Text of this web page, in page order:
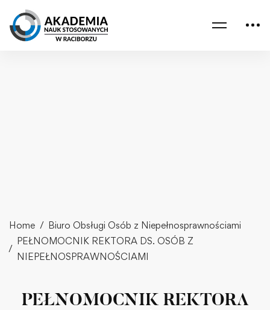
Home
Biuro Obsługi Osób z Niepełnosprawnościami
PEŁNOMOCNIK REKTORA DS. OSÓB Z
NIEPEŁNOSPRAWNOŚCIAMI
PEŁNOMOCNIK REKTORA